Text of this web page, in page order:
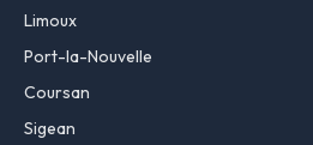
Limoux
Port-la-Nouvelle
Coursan
Sigean